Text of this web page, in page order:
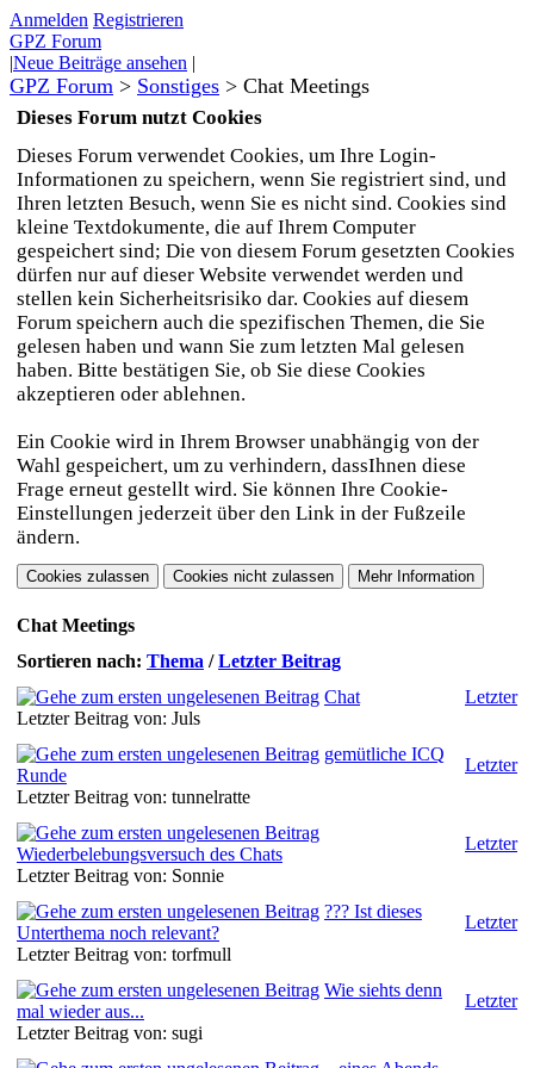
Anmelden Registrieren
GPZ Forum
|Neue Beiträge ansehen |
GPZ Forum > Sonstiges > Chat Meetings
Dieses Forum nutzt Cookies
Dieses Forum verwendet Cookies, um Ihre Login-
Informationen zu speichern, wenn Sie registriert sind, und
Ihren letzten Besuch, wenn Sie es nicht sind. Cookies sind
kleine Textdokumente, die auf Ihrem Computer
gespeichert sind; Die von diesem Forum gesetzten Cookies
dürfen nur auf dieser Website verwendet werden und
stellen kein Sicherheitsrisiko dar. Cookies auf diesem
Forum speichern auch die spezifischen Themen, die Sie
gelesen haben und wann Sie zum letzten Mal gelesen
haben. Bitte bestätigen Sie, ob Sie diese Cookies
akzeptieren oder ablehnen.
Ein Cookie wird in Ihrem Browser unabhängig von der
Wahl gespeichert, um zu verhindern, dassIhnen diese
Frage erneut gestellt wird. Sie können Ihre Cookie-
Einstellungen jederzeit über den Link in der Fußzeile
ändern.
Chat Meetings
Sortieren nach: Thema /Letzter Beitrag
Chat
Letzter Beitrag von: Juls
Letzter
gemütliche ICQ
Runde
Letzter Beitrag von: tunnelratte
Letzter
Wiederbelebungsversuch des Chats
Letzter Beitrag von: Sonnie
Letzter
??? Ist dieses
Unterthema noch relevant?
Letzter Beitrag von: torfmull
Letzter
Wie siehts denn
mal wieder aus...
Letzter Beitrag von: sugi
Letzter